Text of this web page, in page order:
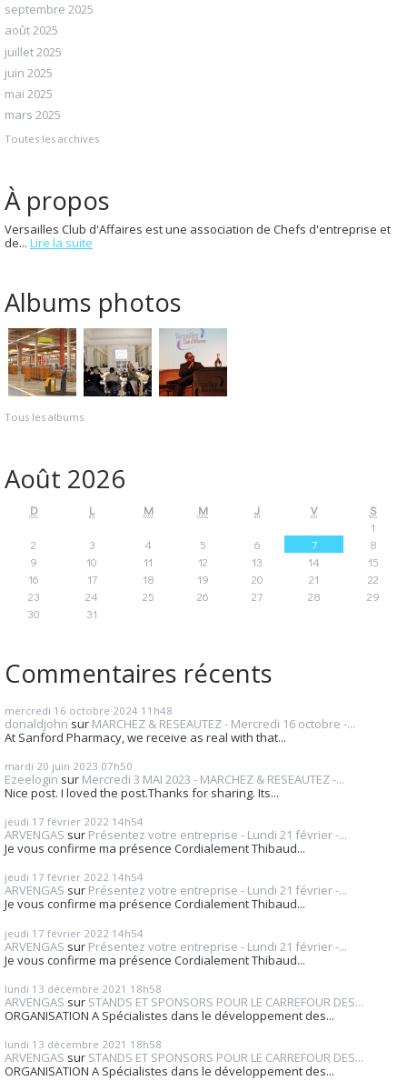
septembre 2025
août 2025
juillet 2025
juin 2025
mai 2025
mars 2025
Toutes les archives
À propos
Versailles Club d'Affaires est une association de Chefs d'entreprise et
de... Lire la suite
Albums photos
Tous les albums
Août 2026
D L M M J V
S
1
2
3 4 5 6 7
8
9
10 11 12 13 14
15
16
17 18 19 20 21
22
23
24 25 26 27 28
29
30
31
Commentaires récents
mercredi 16 octobre 2024 11h48
donaldjohn sur MARCHEZ & RESEAUTEZ - Mercredi 16 octobre -...
At Sanford Pharmacy, we receive as real with that...
mardi 20 juin 2023 07h50
Ezeelogin sur Mercredi 3 MAI 2023 - MARCHEZ & RESEAUTEZ -...
Nice post. I loved the post.Thanks for sharing. Its...
jeudi 17 février 2022 14h54
ARVENGAS sur Présentez votre entreprise - Lundi 21 février -...
Je vous confirme ma présence Cordialement Thibaud...
jeudi 17 février 2022 14h54
ARVENGAS sur Présentez votre entreprise - Lundi 21 février -...
Je vous confirme ma présence Cordialement Thibaud...
jeudi 17 février 2022 14h54
ARVENGAS sur Présentez votre entreprise - Lundi 21 février -...
Je vous confirme ma présence Cordialement Thibaud...
lundi 13 décembre 2021 18h58
ARVENGAS sur STANDS ET SPONSORS POUR LE CARREFOUR DES...
ORGANISATION A Spécialistes dans le développement des...
lundi 13 décembre 2021 18h58
ARVENGAS sur STANDS ET SPONSORS POUR LE CARREFOUR DES...
ORGANISATION A Spécialistes dans le développement des...